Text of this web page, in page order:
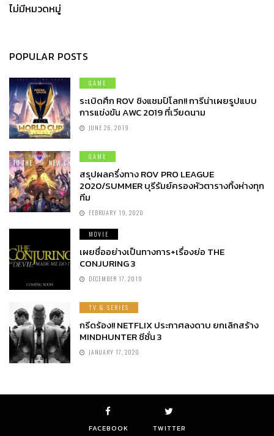
ไม่มีหมวดหมู่
POPULAR POSTS
GAME
ระเบิดศึก ROV ชิงแชมป์โลก!! การีน่าเผยรูปแบบ
การแข่งขัน AWC 2019 ที่เวียดนาม
JUNE 26, 2019
GAME
สรุปผลครึ่งทาง ROV PRO LEAGUE
2020/SUMMER บุรีรัมย์ครองหัวตารางทิ้งห่างทุก
ทีม
FEBRUARY 19, 2020
MOVIE
เผยชื่ออย่างเป็นทางการ+เรื่องย่อ THE
CONJURING 3
DECEMBER 17, 2019
TV & SERIES
กรีดร้อง!! NETFLIX ประกาศลงดาบ ยกเลิกสร้าง
MINDHUNTER ซีซั่น 3
JANUARY 17, 2020
FACEBOOK TWITTER